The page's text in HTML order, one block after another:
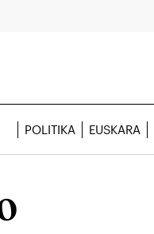
POLITIKA EUSKARA